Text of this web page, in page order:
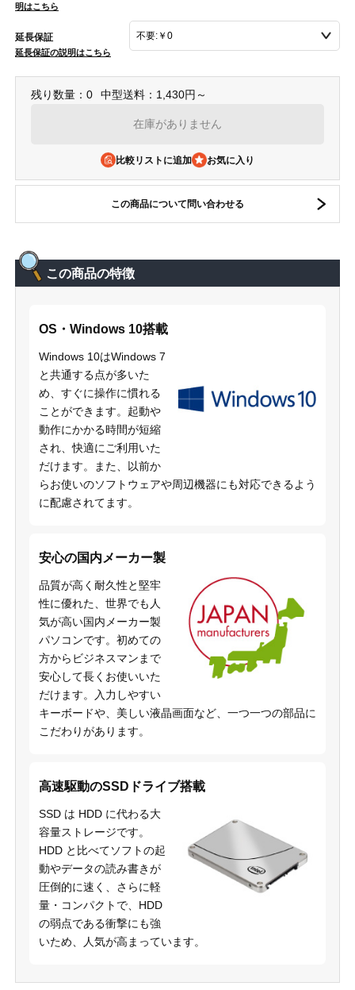
明はこちら
延長保証
延長保証の説明はこちら
残り数量：0 中型送料：1,430円～
在庫がありません
比較リストに追加
この商品について問い合わせる
この商品の特徴
OS・Windows 10搭載
Windows 10はWindows 7
と共通する点が多いた
め、すぐに操作に慣れる
ことができます。起動や
動作にかかる時間が短縮
され、快適にご利用いた
だけます。また、以前か
らお使いのソフトウェアや周辺機器にも対応できるよう
に配慮されてます。
安心の国内メーカー製
品質が高く耐久性と堅牢
性に優れた、世界でも人
気が高い国内メーカー製
パソコンです。初めての
方からビジネスマンまで
安心して長くお使いいた
だけます。入力しやすい
キーボードや、美しい液晶画面など、一つ一つの部品に
こだわりがあります。
高速駆動のSSDドライブ搭載
SSD は HDD に代わる大
容量ストレージです。
HDD と比べてソフトの起
動やデータの読み書きが
圧倒的に速く、さらに軽
量・コンパクトで、HDD
の弱点である衝撃にも強
いため、人気が高まっています。